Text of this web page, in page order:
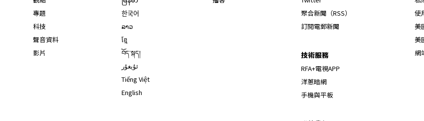
專題
科技
聲音資料
影片
한국어
ລາວ
ខ្មែ
བོད་སྐད།
ئۇيغۇر
Tiếng Việt
English
聚合新聞（RSS）
訂閱電郵新聞
技術服務
RFA+電視APP
洋蔥暗網
手機與平板
使
美
美
網